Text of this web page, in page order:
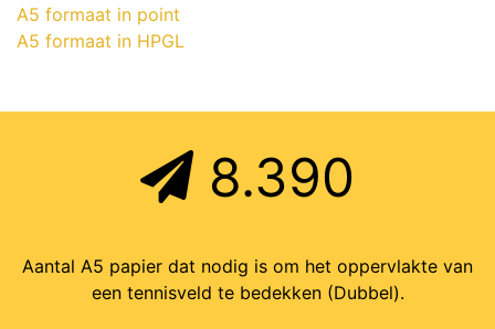
A5 formaat in point
A5 formaat in HPGL
8.390
Aantal A5 papier dat nodig is om het oppervlakte van
een tennisveld te bedekken (Dubbel).